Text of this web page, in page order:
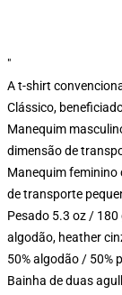
"
A t-shirt
Clássico,
Manequim
dimensão de
Manequim feminino
de transporte
Pesado 5.3 oz /
algodão, heather
50% algodão / 50%
Bainha de duas